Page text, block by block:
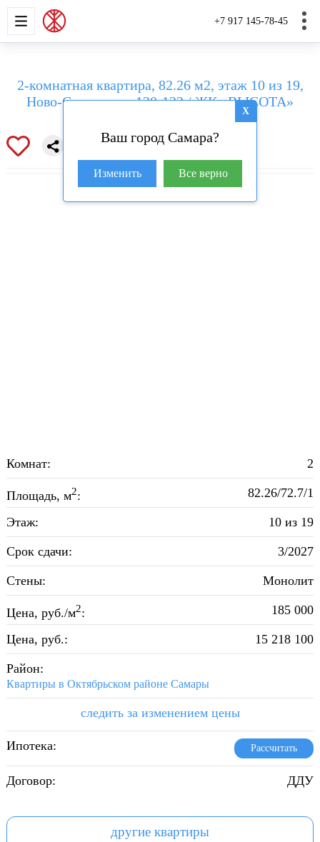
+7 917 145-78-45
НОВОСТРОЙКИ ДОМА И
X
Ваш город Самара?
Изменить Все верно
2-комнатная квартира, 82.26 м2, этаж 10 из 19,
Ново-Садовая ул, 120-122 / ЖК «ВЫСОТА»
Комнат: 2
Площадь, м2: 82.26/72.7/1
Этаж: 10 из 19
Срок сдачи: 3/2027
Стены: Монолит
Цена, руб./м2: 185 000
Цена, руб.: 15 218 100
Район:
Квартиры в Октябрьском районе Самары
следить за изменением цены
Ипотека: Рассчитать
Договор: ДДУ
другие квартиры